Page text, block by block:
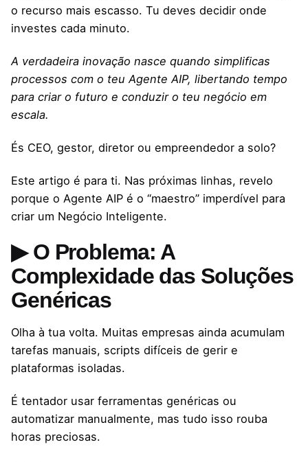
o recurso mais escasso. Tu deves decidir onde
investes cada minuto.
A verdadeira inovação nasce quando simplificas
processos com o teu Agente AIP, libertando tempo
para criar o futuro e conduzir o teu negócio em
escala.
És CEO, gestor, diretor ou empreendedor a solo?
Este artigo é para ti. Nas próximas linhas, revelo
porque o Agente AIP é o “maestro” imperdível para
criar um Negócio Inteligente.
▶ O Problema: A
Complexidade das Soluções
Genéricas
Olha à tua volta. Muitas empresas ainda acumulam
tarefas manuais, scripts difíceis de gerir e
plataformas isoladas.
É tentador usar ferramentas genéricas ou
automatizar manualmente, mas tudo isso rouba
horas preciosas.